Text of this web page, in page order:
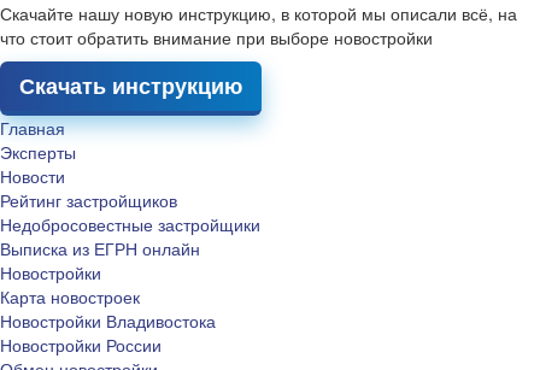
Скачайте нашу новую инструкцию, в которой мы описали всё, на
что стоит обратить внимание при выборе новостройки
Скачать инструкцию
Главная
Эксперты
Новости
Рейтинг застройщиков
Недобросовестные застройщики
Выписка из ЕГРН онлайн
Новостройки
Карта новостроек
Новостройки Владивостока
Новостройки России